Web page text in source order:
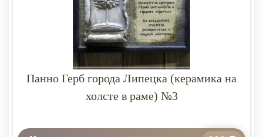
Панно Герб города Липецка (керамика на
холсте в раме) №3